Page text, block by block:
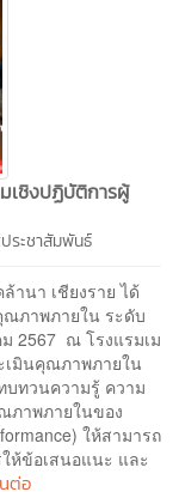
เชิงปฏิบัติการผู้
ระชาสัมพันธ์
านา เชียงราย ได้
ณภาพภายใน ระดับ
2567 ณ โรงแรมเม
เมินคุณภาพภายใน
ทวนความรู้ ความ
ภาพภายในของ
ให้สามารถ
ห้ข้อเสนอแนะ และ
ต่อ